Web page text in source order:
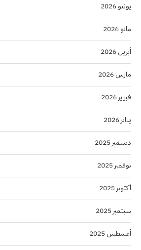
يونيو 2026
مايو 2026
أبريل 2026
مارس 2026
فبراير 2026
يناير 2026
ديسمبر 2025
نوفمبر 2025
أكتوبر 2025
سبتمبر 2025
أغسطس 2025